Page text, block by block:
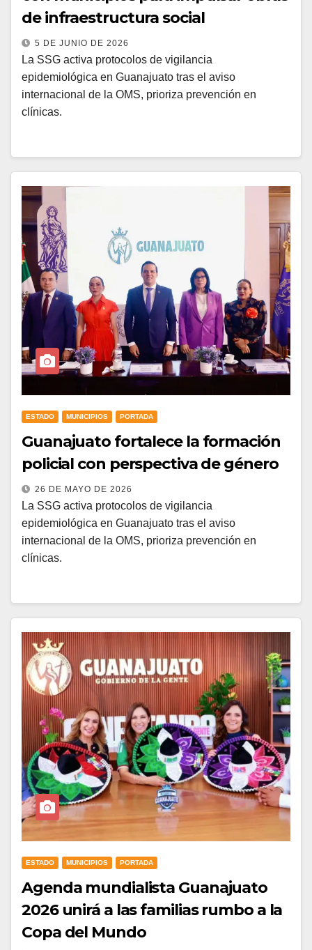
de infraestructura social
5 DE JUNIO DE 2026
La SSG activa protocolos de vigilancia
epidemiológica en Guanajuato tras el aviso
internacional de la OMS, prioriza prevención en
clínicas.
ESTADO MUNICIPIOS PORTADA
Guanajuato fortalece la formación
policial con perspectiva de género
26 DE MAYO DE 2026
La SSG activa protocolos de vigilancia
epidemiológica en Guanajuato tras el aviso
internacional de la OMS, prioriza prevención en
clínicas.
ESTADO MUNICIPIOS PORTADA
Agenda mundialista Guanajuato
2026 unirá a las familias rumbo a la
Copa del Mundo